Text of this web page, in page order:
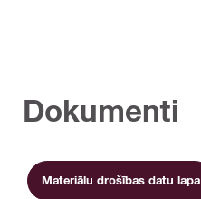
Dokumenti
Materiālu drošības datu lapa